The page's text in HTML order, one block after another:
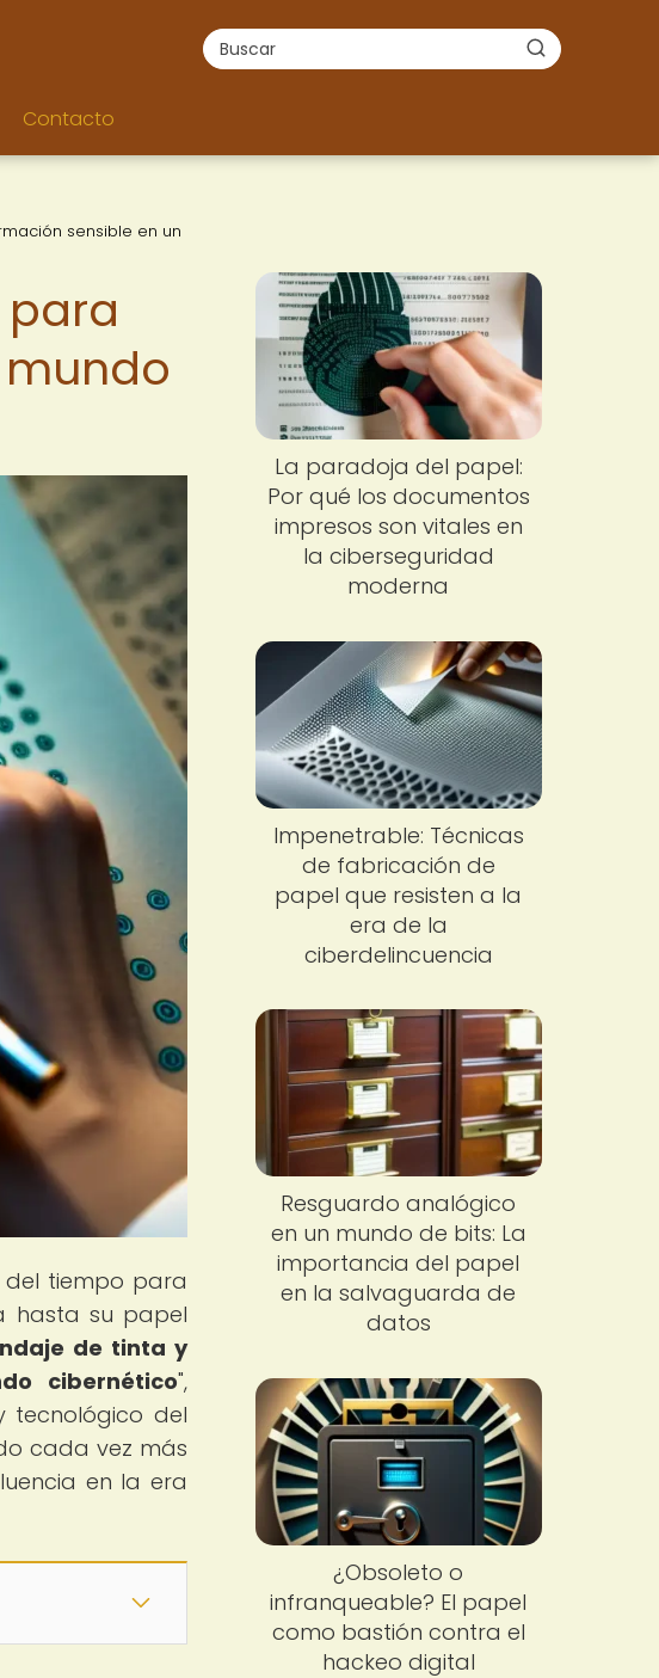
Contacto
sensible en un
del tiempo para
hasta su papel
de tinta y
cibernético",
tecnológico del
cada vez más
en la era
La paradoja del papel:
Por qué los documentos
impresos son vitales en
la ciberseguridad
moderna
Impenetrable: Técnicas
de fabricación de
papel que resisten a la
era de la
ciberdelincuencia
Resguardo analógico
en un mundo de bits: La
importancia del papel
en la salvaguarda de
datos
¿Obsoleto o
infranqueable? El papel
como bastión contra el
hackeo digital